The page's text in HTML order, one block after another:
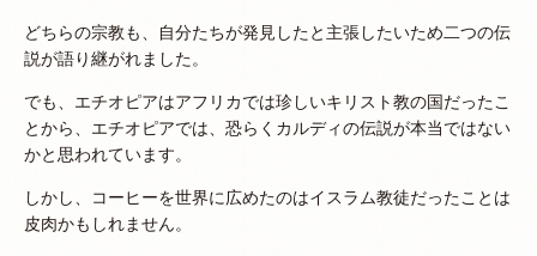
どちらの宗教も、自分たちが発見したと主張したいため二つの伝
説が語り継がれました。
でも、エチオピアはアフリカでは珍しいキリスト教の国だったこ
とから、エチオピアでは、恐らくカルディの伝説が本当ではない
かと思われています。
しかし、コーヒーを世界に広めたのはイスラム教徒だったことは
皮肉かもしれません。